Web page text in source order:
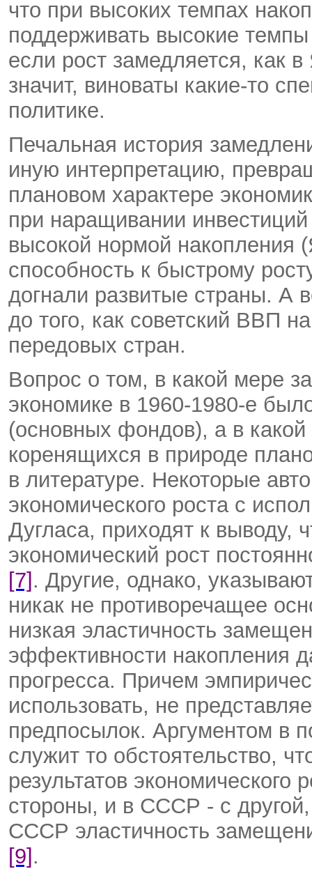
что при высоких темпах
поддерживать высокие
если рост замедляется, как
значит, виноваты какие-то
политике.
Печальная история
иную интерпретацию,
плановом характере
при наращивании
высокой нормой накопления
способность к быстрому
догнали развитые страны. А
до того, как советский ВВП
передовых стран.
Вопрос о том, в какой мере
экономике в 1960-1980-е
(основных фондов), а в
коренящихся в природе
в литературе. Некоторые
экономического роста с
Дугласа, приходят к выводу,
экономический рост
[7]. Другие, однако,
никак не противоречащее
низкая эластичность
эффективности накопления
прогресса. Причем
использовать, не
предпосылок. Аргументом в
служит то обстоятельство,
результатов
стороны, и в СССР - с другой,
СССР эластичность
[9].